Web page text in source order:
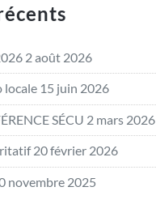
2 août 2026
locale 15 juin 2026
SÉCU 2 mars 2026
20 février 2026
novembre 2025